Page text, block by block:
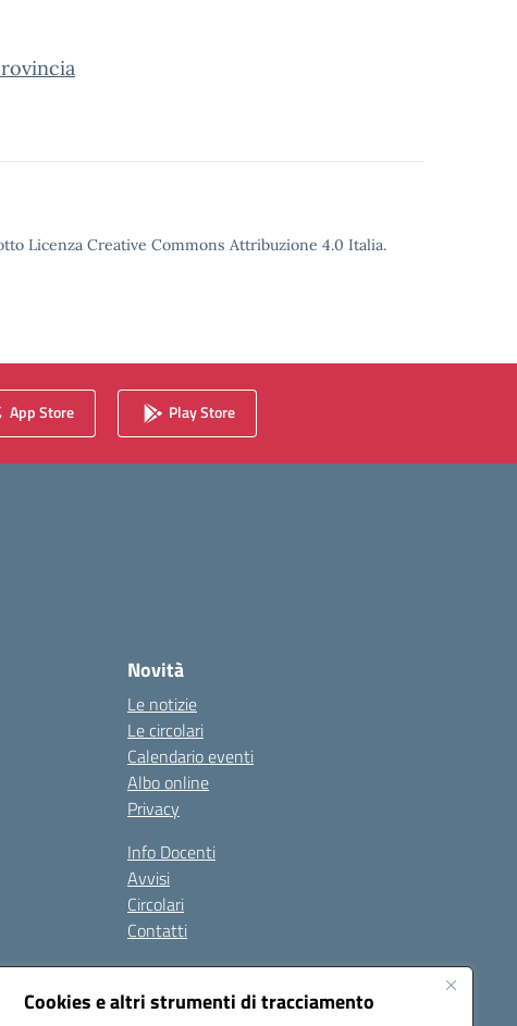
Cookies e altri strumenti di tracciamento
Licenza Creative Commons Attribuzione 4.0 Italia.
App Store Play Store
Novità
Le notizie
Le circolari
Calendario eventi
Albo online
Privacy
Info Docenti
Avvisi
Circolari
Contatti
Seguici su: